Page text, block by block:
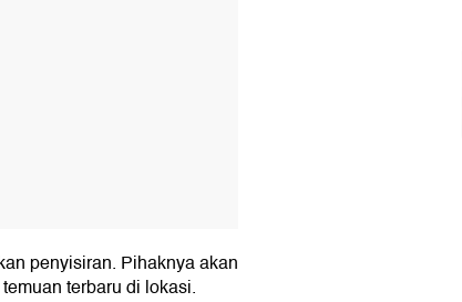
penyisiran. Pihaknya akan
terbaru di lokasi.